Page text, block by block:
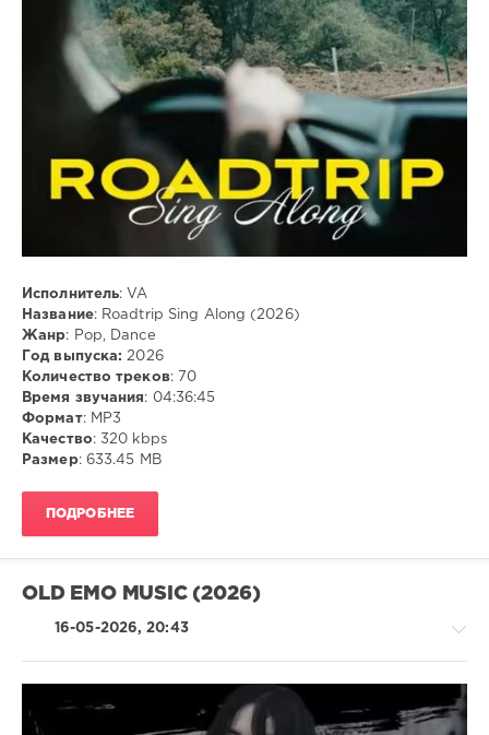
ivashka
93
Исполнитель: VA
Название: Roadtrip Sing Along (2026)
Жанр: Pop, Dance
Год выпуска: 2026
Количество треков: 70
Время звучания: 04:36:45
Формат: MP3
Качество: 320 kbps
Размер: 633.45 MB
ПОДРОБНЕЕ
OLD EMO MUSIC (2026)
16-05-2026, 20:43